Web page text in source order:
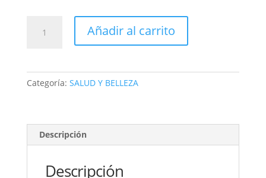
Saeday
Añadir al carrito
Categoría: SALUD Y BELLEZA
Descripción
Descripción